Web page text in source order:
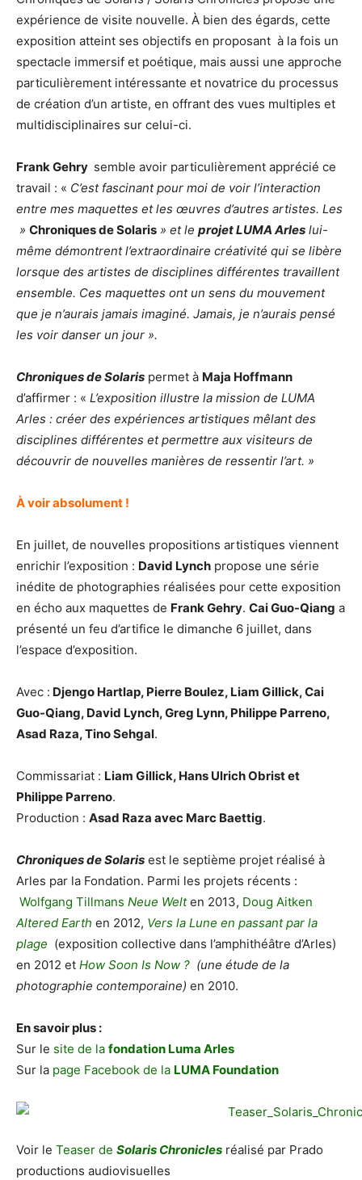
expérience de visite nouvelle. À bien des égards, cette
exposition atteint ses objectifs en proposant à la fois un
spectacle immersif et poétique, mais aussi une approche
particulièrement intéressante et novatrice du processus
de création d’un artiste, en offrant des vues multiples et
multidisciplinaires sur celui-ci.
Frank Gehry semble avoir particulièrement apprécié ce
travail : « C’est fascinant pour moi de voir l’interaction
entre mes maquettes et les œuvres d’autres artistes. Les
» Chroniques de Solaris » et le projet LUMA Arles lui-
même démontrent l’extraordinaire créativité qui se libère
lorsque des artistes de disciplines différentes travaillent
ensemble. Ces maquettes ont un sens du mouvement
que je n’aurais jamais imaginé. Jamais, je n’aurais pensé
les voir danser un jour ».
Chroniques de Solaris permet à Maja Hoffmann
d’affirmer : « L’exposition illustre la mission de LUMA
Arles : créer des expériences artistiques mêlant des
disciplines différentes et permettre aux visiteurs de
découvrir de nouvelles manières de ressentir l’art. »
À voir absolument !
En juillet, de nouvelles propositions artistiques viennent
enrichir l’exposition : David Lynch propose une série
inédite de photographies réalisées pour cette exposition
en écho aux maquettes de Frank Gehry. Cai Guo-Qiang a
présenté un feu d’artifice le dimanche 6 juillet, dans
l’espace d’exposition.
Avec : Djengo Hartlap, Pierre Boulez, Liam Gillick, Cai
Guo-Qiang, David Lynch, Greg Lynn, Philippe Parreno,
Asad Raza, Tino Sehgal.
Commissariat : Liam Gillick, Hans Ulrich Obrist et
Philippe Parreno.
Production : Asad Raza avec Marc Baettig.
Chroniques de Solaris est le septième projet réalisé à
Arles par la Fondation. Parmi les projets récents :
Wolfgang Tillmans Neue Welten 2013, Doug Aitken
Altered Earth en 2012, Vers la Lune en passant par la
plage (exposition collective dans l’amphithéâtre d’Arles)
en 2012 et How Soon Is Now ? (une étude de la
photographie contemporaine) en 2010.
En savoir plus :
Sur le site de la fondation Luma Arles
Sur la page Facebook de la LUMA Foundation
Voir le Teaser de Solaris Chronicles réalisé par Prado
productions audiovisuelles